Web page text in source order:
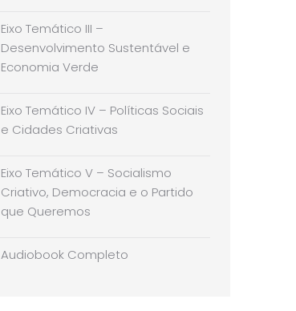
Eixo Temático III –
Desenvolvimento Sustentável e
Economia Verde
Eixo Temático IV – Políticas Sociais
e Cidades Criativas
Eixo Temático V – Socialismo
Criativo, Democracia e o Partido
que Queremos
Audiobook Completo